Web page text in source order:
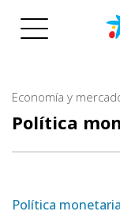
Economía y
Política
Política monetaria